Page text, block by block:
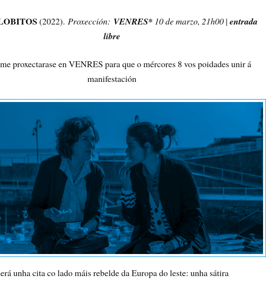
(2022). Proxección: VENRES* 10 de marzo, 21h00| entrada
libre
proxectarase en VENRES para que o mércores 8 vos poidades unir á
manifestación
unha cita co lado máis rebelde da Europa do leste: unha sátira